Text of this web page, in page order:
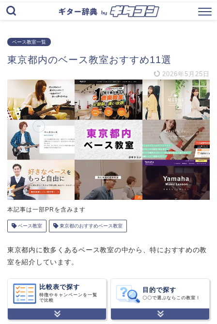
ベース教室一覧
東京都内のベース教室おすすめ11選
2026年5月25日
本記事は一部PRを含みます
ベース教室 東京都のおすすめベース教室
東京都内に数多くあるベース教室の中から、特におすすめの教
室を紹介しています。
比較表で探す
特徴やキャンペーンを一覧
で比較
目的で探す
〇〇で選ぶならこの教室！